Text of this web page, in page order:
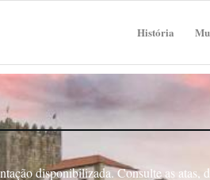
História
disponibilizada. Consulte as atas,